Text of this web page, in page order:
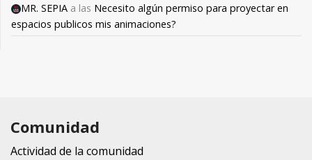
MR. SEPIA a las Necesito algún permiso para proyectar en
espacios publicos mis animaciones?
Comunidad
Actividad de la comunidad